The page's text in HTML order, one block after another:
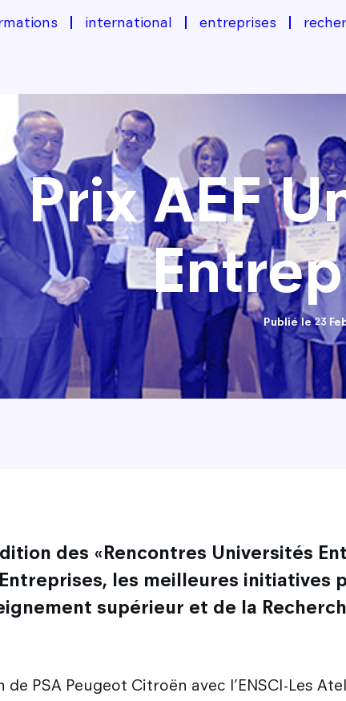
international entreprises
Prix AEF
Publié le 23
des «Rencontres Universités
les meilleures initiatives
supérieur et de la
de PSA Peugeot Citroën avec l’ENSCI-Les